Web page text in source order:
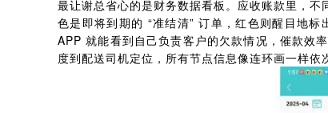
最让谢总省心的是财务数据看板。应收账款里，
色是即将到期的 “准结清” 订单，红色则醒目地
APP 就能看到自己负责客户的欠款情况，催款效
度到配送司机定位，所有节点信息像连环画一样依